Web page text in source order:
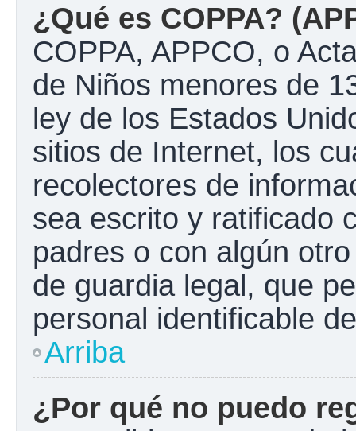
¿Qué es COPPA?
COPPA, APPCO, o
de Niños menores de
ley de los Estados
sitios de Internet, los
recolectores de
sea escrito y ratificado
padres o con algún
de guardia legal, que
personal identificable
Arriba
¿Por qué no puedo